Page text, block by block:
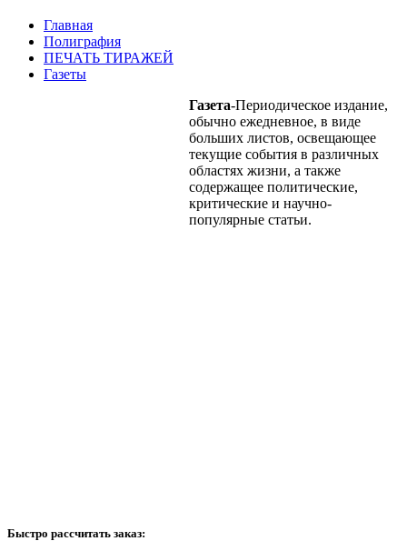
Главная
Полиграфия
ПЕЧАТЬ ТИРАЖЕЙ
Газеты
Газета-Периодическое издание,
обычно ежедневное, в виде
больших листов, освещающее
текущие события в различных
областях жизни, а также
содержащее политические,
критические и научно-
популярные статьи.
Быстро рассчитать заказ: